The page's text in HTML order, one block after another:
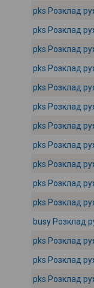
pks Розклад
pks Розклад
pks Розклад
pks Розклад
pks Розклад
pks Розклад
pks Розклад
pks Розклад
pks Розклад
pks Розклад
pks Розклад
busy Розклад
pks Розклад
pks Розклад
pks Розклад